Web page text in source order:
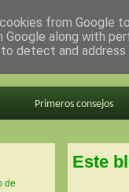
Primeros consejos
Este
de
from Google
Google along with
detect and address